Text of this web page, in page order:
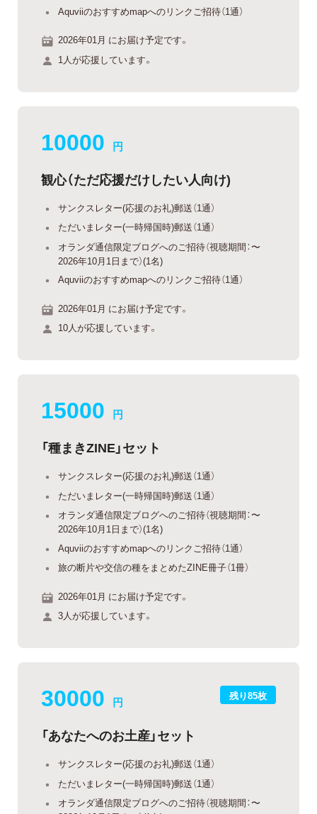
Aquviiのおすすめmapへのリンクご招待（1通）
2026年01月 にお届け予定です。
1人が応援しています。
10000 円
観心（ただ応援だけしたい人向け)
サンクスレター(応援のお礼)郵送（1通）
ただいまレター(一時帰国時)郵送（1通）
オランダ通信限定ブログへのご招待（視聴期間：〜
2026年10月1日まで）(1名)
Aquviiのおすすめmapへのリンクご招待（1通）
2026年01月 にお届け予定です。
10人が応援しています。
15000 円
「種まきZINE」セット
サンクスレター(応援のお礼)郵送（1通）
ただいまレター(一時帰国時)郵送（1通）
オランダ通信限定ブログへのご招待（視聴期間：〜
2026年10月1日まで）(1名)
Aquviiのおすすめmapへのリンクご招待（1通）
旅の断片や交信の種をまとめたZINE冊子（1冊）
2026年01月 にお届け予定です。
3人が応援しています。
残り85枚
30000 円
「あなたへのお土産」セット
サンクスレター(応援のお礼)郵送（1通）
ただいまレター(一時帰国時)郵送（1通）
オランダ通信限定ブログへのご招待（視聴期間：〜